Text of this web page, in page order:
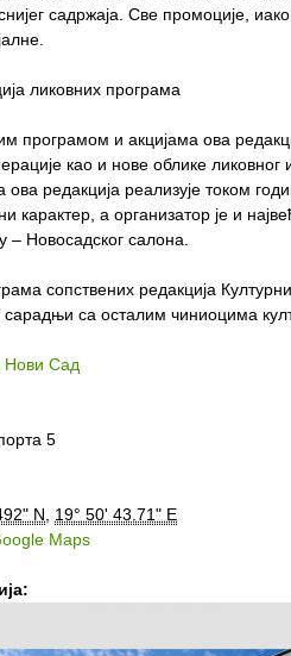
садржаја. Све промоције,
ликовних програма
програмом и акцијама ова
као и нове облике
ова редакција реализује током
карактер, а организатор је и
Новосадског салона.
сопствених редакција
са осталим чиниоцима
Нови Сад
5
N
19° 50' 43.71" E
Maps